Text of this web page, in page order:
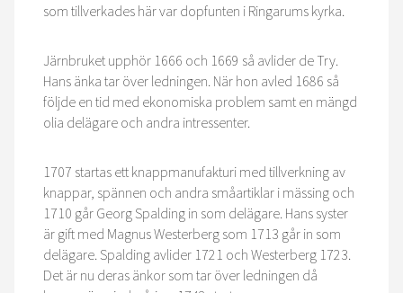
som tillverkades här var dopfunten i Ringarums kyrka.
Järnbruket upphör 1666 och 1669 så avlider de Try.
Hans änka tar över ledningen. När hon avled 1686 så
följde en tid med ekonomiska problem samt en mängd
olia delägare och andra intressenter.
1707 startas ett knappmanufakturi med tillverkning av
knappar, spännen och andra småartiklar i mässing och
1710 går Georg Spalding in som delägare. Hans syster
är gift med Magnus Westerberg som 1713 går in som
delägare. Spalding avlider 1721 och Westerberg 1723.
Det är nu deras änkor som tar över ledningen då